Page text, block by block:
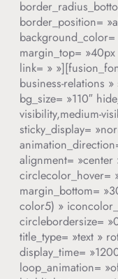
border_position=
margin_top=
link= »
business-relations
bg_size= »110″
visibility,medium-
sticky_display=
alignment=
circlecolor_hover=
margin_bottom=
color5) »
circlebordersize=
title_type= »text »
display_time=
loop_animation=